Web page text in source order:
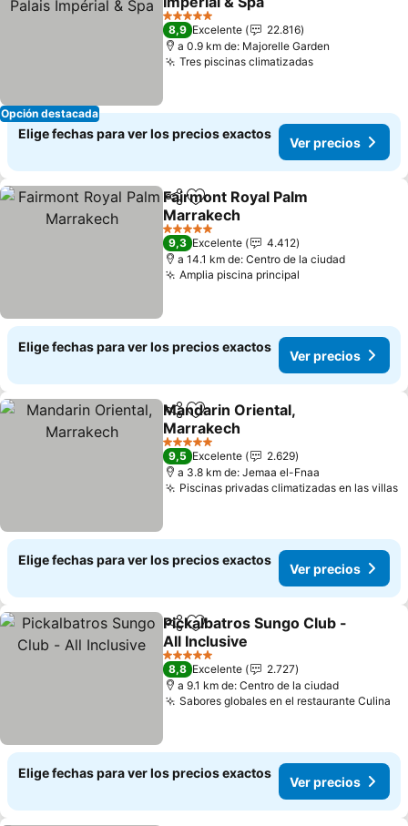
Opción destacada
5 Estrellas
8,9 Excelente
22.816
a 0.9 km de: Majorelle Garden
Tres piscinas climatizadas
Elige fechas para ver los precios exactos
Ver precios
CompartirAgregar a favoritos
Fairmont Royal Palm
Marrakech
5 Estrellas
9,3 Excelente
4.412
a 14.1 km de: Centro de la ciudad
Amplia piscina principal
Elige fechas para ver los precios exactos
Ver precios
CompartirAgregar a favoritos
Mandarin Oriental,
Marrakech
5 Estrellas
9,5 Excelente
2.629
a 3.8 km de: Jemaa el-Fnaa
Piscinas privadas climatizadas en las villas
Elige fechas para ver los precios exactos
Ver precios
CompartirAgregar a favoritos
Pickalbatros Sungo Club -
All Inclusive
5 Estrellas
8,8 Excelente
2.727
a 9.1 km de: Centro de la ciudad
Sabores globales en el restaurante Culina
Elige fechas para ver los precios exactos
Ver precios